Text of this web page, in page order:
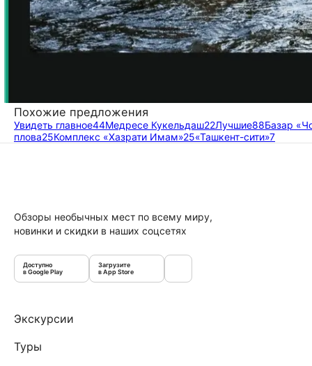
Похожие предложения
Увидеть главное44Медресе Кукельдаш22Лучшие88Базар
плова25Комплекс «Хазрати Имам»25«Ташкент-сити»7
Обзоры необычных мест по всему миру,
новинки и скидки в наших соцсетях
Доступно
в Google Play
Загрузите
в App Store
Экскурсии
Туры